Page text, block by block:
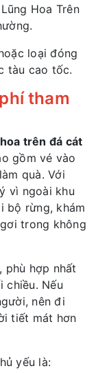
Hoa Trên
loại đóng
tàu cao tốc.
tham
trên đá cát
gồm vé vào
quà. Với
vì ngoài khu
bộ rừng, khám
trong không
phù hợp nhất
chiều. Nếu
nên đi
tiết mát hơn
yếu là: